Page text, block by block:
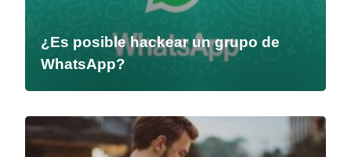
¿Es posible hackear un grupo de
WhatsApp?